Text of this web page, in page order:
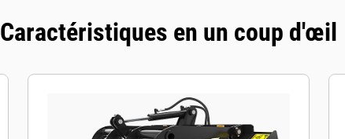
Caractéristiques en un coup d'œil